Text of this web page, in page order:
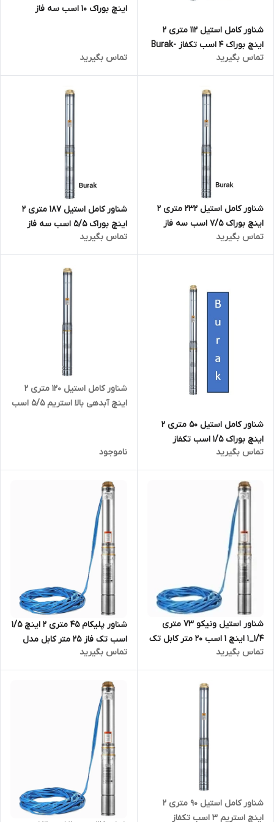
شناور کامل استیل 112 متری 2
اینچ بوراک 4 اسب تکفاز Burak-
اینچ
تماس بگیرید
اینچ بوراک 10 اسب سه فاز
تماس بگیرید
شناور کامل استیل 232 متری 2
اینچ بوراک 7/5 اسب سه فاز
Burak-4SD8/38
تماس بگیرید
شناور کامل استیل 187 متری 2
اینچ بوراک 5/5 اسب سه فاز
Burak-4SD8/30
تماس بگیرید
شناور کامل استیل 50 متری 2
اینچ بوراک 1/5 اسب تکفاز
اینچ
تماس بگیرید
شناور کامل استیل ۱۲۰ متری ۲
اینچ آبدهی بالا استریم ۵/۵ اسب
ناموجود
شناور استیل ونیکو ۷۳ متری
۱/۴_۱ اینچ ۱ اسب ۲۰ متر کابل تک
فاز مدل VONICO-4SDM4/10-
0.75 | الکترو پمپ شناور ۷۵
تماس بگیرید
شناور پلیکام 45 متری 2 اینچ 1/5
اسب تک فاز 25 متر کابل مدل
الکترو پمپ شناور استیل قلمی
کامل تنه باریک مدادی کابل بلند
تکفاز دو اینچ
تماس بگیرید
شناور کامل استیل 90 متری ۲
اینچ استریم ۳ اسب تکفاز